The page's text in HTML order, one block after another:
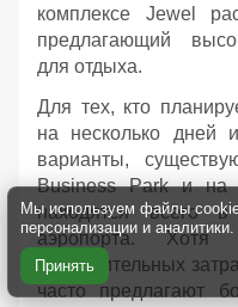
комплексе Jewel
предлагающий
для отдыха.
Для тех, кто
на несколько дней
варианты,
Business Park и на
находятся всего
аэропорта. Хотя
дополнительных
часто предлагают
Мы используем файлы
персонализации и аналитики.
Принять